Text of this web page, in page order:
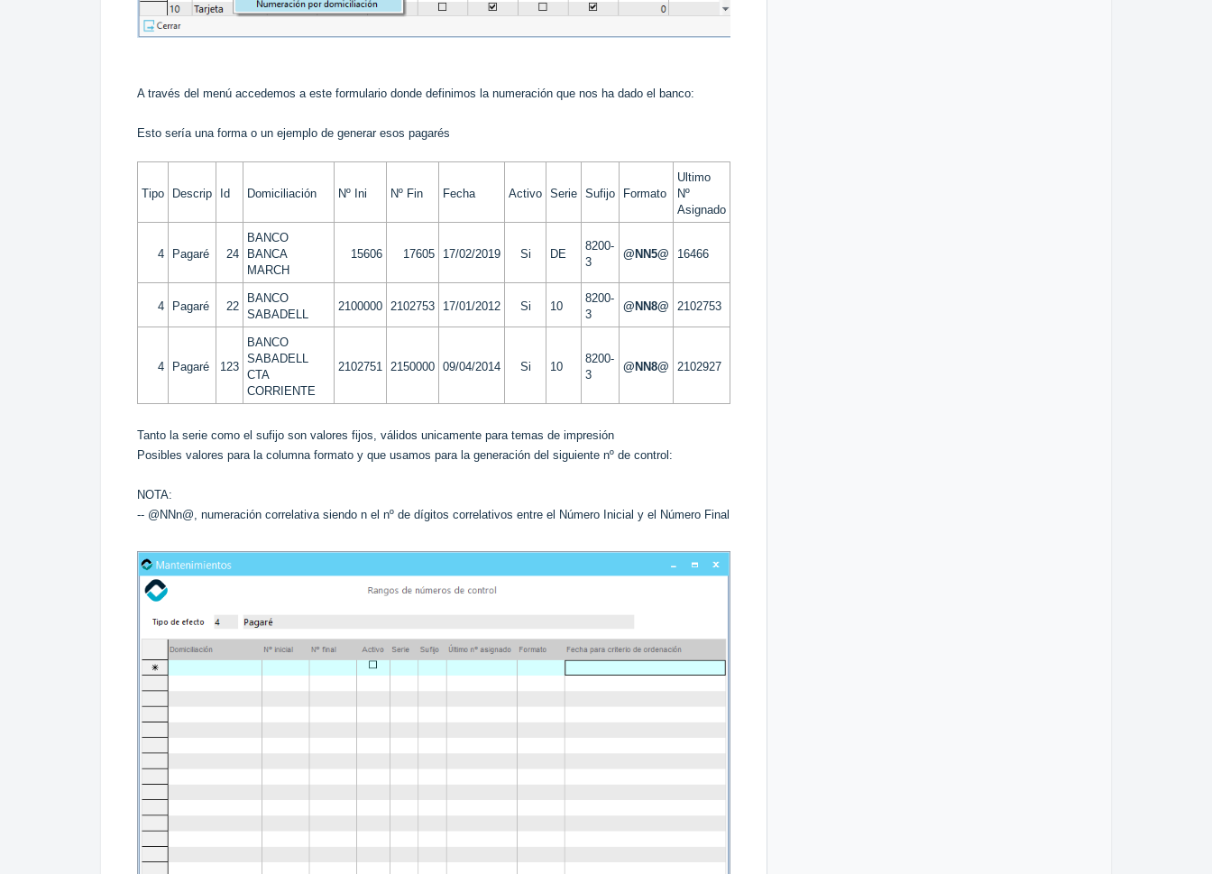
A través del menú accedemos a este formulario donde definimos la numeración que nos ha dado el banco:
Esto sería una forma o un ejemplo de generar esos pagarés
Tipo Descrip Id Domiciliación Nº Ini Nº Fin Fecha Activo Serie Sufijo Formato
Ultimo
Nº
Asignado
4 Pagaré 24
BANCO
BANCA
MARCH
15606 17605 17/02/2019 Si DE
8200-
3
@NN5@ 16466
4 Pagaré 22
BANCO
SABADELL
2100000 2102753 17/01/2012 Si 10
8200-
3
@NN8@ 2102753
4 Pagaré 123
BANCO
SABADELL
CTA
CORRIENTE
2102751 2150000 09/04/2014 Si 10
8200-
3
@NN8@ 2102927
Tanto la serie como el sufijo son valores fijos, válidos unicamente para temas de impresión
Posibles valores para la columna formato y que usamos para la generación del siguiente nº de control:
NOTA:
-- @NNn@, numeración correlativa siendo n el nº de dígitos correlativos entre el Número Inicial y el Número Final